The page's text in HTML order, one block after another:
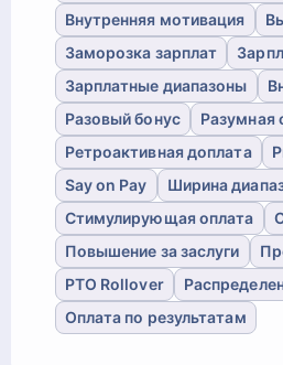
Внутренняя мотивация
Заморозка зарплат
Зарплатные диапазоны
Разовый бонус
Разумная
Ретроактивная доплата
Say on Pay
Ширина
Стимулирующая оплата
Повышение за заслуги
PTO Rollover
Оплата по результатам